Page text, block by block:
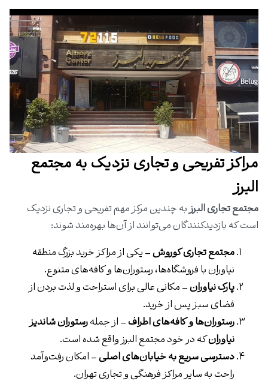
مراکز تفریحی و تجاری نزدیک به مجتمع
البرز
مجتمع تجاری البرزبه چندین مرکز مهم تفریحی و تجاری نزدیک
است که بازدیدکنندگان می‌توانند از آن‌ها بهره‌مند شوند:
مجتمع تجاری کوروش– یکی از مراکز خرید بزرگ منطقه
نیاوران با فروشگاه‌ها، رستوران‌ها و کافه‌های متنوع.
پارک نیاوران– مکانی عالی برای استراحت و لذت بردن از
فضای سبز پس از خرید.
رستوران‌ها و کافه‌های اطراف– از جملهرستوران شاندیز
نیاورانکه در خود مجتمع البرز واقع شده است.
دسترسی سریع به خیابان‌های اصلی– امکان رفت‌وآمد
راحت به سایر مراکز فرهنگی و تجاری تهران.